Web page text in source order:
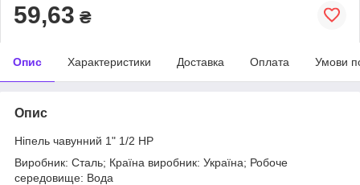
59,63 ₴
Опис Характеристики Доставка Оплата Умови
Опис
Ніпель чавунний 1" 1/2 НР
Виробник: Сталь; Країна виробник: Україна; Робоче
середовище: Вода